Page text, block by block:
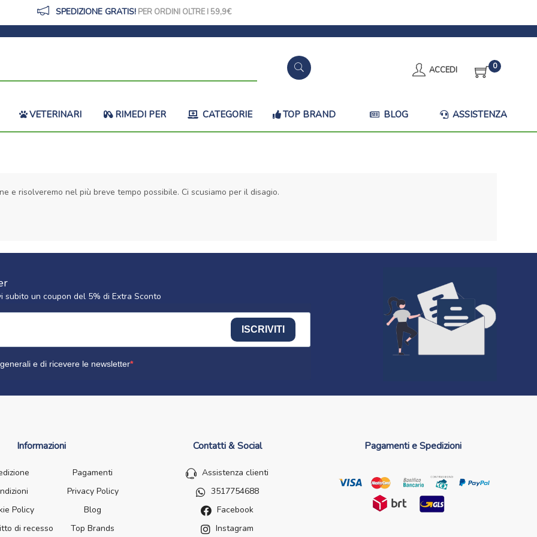
SPEDIZIONE GRATIS! PER ORDINI OLTRE I 59,9
ACCEDI 0
VETERINARI RIMEDI PER CATEGORIE TOP BRAND BLOG ASSISTENZA
e risolveremo nel più breve tempo possibile. Ci scusiamo per il disagio.
subito un coupon del 5% di Extra Sconto
ISCRIVITI
e di ricevere le newsletter
Informazioni
Pagamenti
Privacy Policy
Policy
Blog
di recesso
Top Brands
Contatti & Social
Assistenza clienti
3517754688
Facebook
Instagram
Pagamenti e Spedizioni